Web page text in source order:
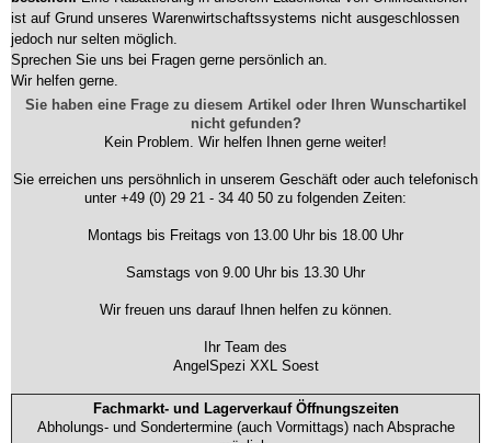
ist auf Grund unseres Warenwirtschaftssystems nicht ausgeschlossen
jedoch nur selten möglich.
Sprechen Sie uns bei Fragen gerne persönlich an.
Wir helfen gerne.
Sie haben eine Frage zu diesem Artikel oder Ihren Wunschartikel
nicht gefunden?
Kein Problem. Wir helfen Ihnen gerne weiter!
Sie erreichen uns persöhnlich in unserem Geschäft oder auch telefonisch
unter +49 (0) 29 21 - 34 40 50 zu folgenden Zeiten:
Montags bis Freitags von 13.00 Uhr bis 18.00 Uhr
Samstags von 9.00 Uhr bis 13.30 Uhr
Wir freuen uns darauf Ihnen helfen zu können.
Ihr Team des
AngelSpezi XXL Soest
Fachmarkt- und Lagerverkauf Öffnungszeiten
Abholungs- und Sondertermine (auch Vormittags) nach Absprache